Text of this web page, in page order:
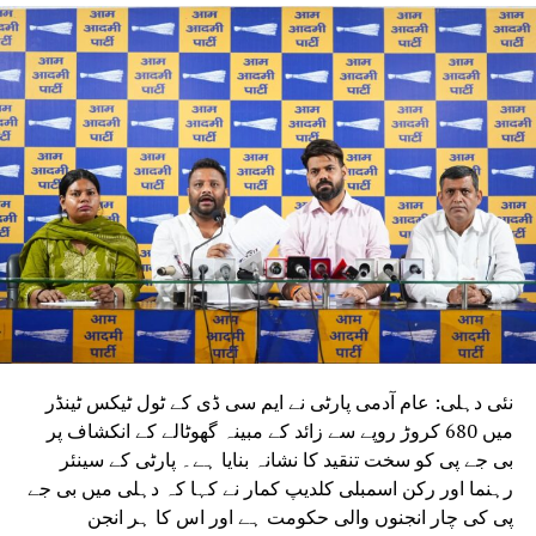
سیمنٹ کی توسیع کے لیے تقریباً 950 ایکڑ قبائلی زمین زبردستی
حاصل کی جا رہی ہے۔ سنجے سنگھ نے کہا کہ قانون اور
قواعد کے مطابق پنچایت اور قبائلی برادری کی منظوری کے بغیر
ان کی زمین نہ حاصل کی جا سکتی ہے اور نہ ہی اس پر قبضہ
کیا جا سکتا ہے۔ لیکن سندر گڑھ میں پانچ پنچایتوں اور تقریباً
11 سے 12 دیہات کے لوگوں سے کوئی منظوری نہیں لی
گئی اور لاٹھی اور پولیس کے زور پر ان کی زمینوں
پر قبضہ کر لیا گیا۔ انہوں نے کہا کہ یہ معاملہ
سپریم کورٹ میں بھی زیرِ سماعت ہے اور انہوں نے
اسے پارلیمنٹ میں اٹھانے کے لیے نوٹس بھی دیا
ہے۔ مودی حکومت دلتوں، قبائلیوں اور غریبوں کی
مخالف ہے۔ انہوں نے اوڈیشہ کی بی جے پی حکومت سے
مطالبہ کیا کہ قبائلیوں کے ساتھ ہونے والے اس
ظلم اور ناانصافی کا فوری نوٹس لیا جائے اور اس
غیر قانونی زمین حصولی کو فوراً روکا جائے۔ اس
موقع پر سندر گڑھ کے زمین مالک راکیش روشن نے کہا
کہ یہ انتہائی افسوسناک بات ہے کہ اوڈیشہ کے
وزیر اعلیٰ، ہمارے ضلع سندر گڑھ سے تعلق رکھنے
والے مرکزی وزیر برائے قبائلی امور، حتیٰ کہ ملک
نئی دہلی: عام آدمی پارٹی نے ایم سی ڈی کے ٹول ٹیکس ٹینڈر
میں 680 کروڑ روپے سے زائد کے مبینہ گھوٹالے کے انکشاف پر
بی جے پی کو سخت تنقید کا نشانہ بنایا ہے۔ پارٹی کے سینئر
رہنما اور رکن اسمبلی کلدیپ کمار نے کہا کہ دہلی میں بی جے
پی کی چار انجنوں والی حکومت ہے اور اس کا ہر انجن